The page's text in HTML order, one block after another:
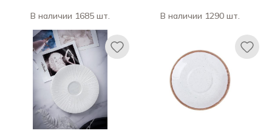
В наличии 1685 шт. В наличии 1290 шт.